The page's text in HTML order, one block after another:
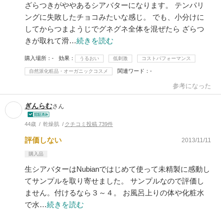
ざらつきがややあるシアバターになります。 テンパリ
ングに失敗したチョコみたいな感じ。 でも、小分けに
してからつまようじでグネグネ全体を混ぜたら ざらつ
きが取れて滑…続きを読む
購入場所 - 効果 うるおい 低刺激 コストパフォーマンス
自然派化粧品・オーガニックコスメ 関連ワード -
参考になった
ぎんらむさん
44歳 乾燥肌 クチコミ投稿 739件
評価しない 2013/11/11
購入品
生シアバターはNubianではじめて使って未精製に感動し
てサンプルを取り寄せました。 サンプルなので評価し
ません。付けるなら３～４。 お風呂上りの体や化粧水
で水…続きを読む